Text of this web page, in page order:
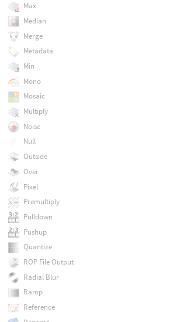
Max
Median
Merge
Metadata
Min
Mono
Mosaic
Multiply
Noise
Null
Outside
Over
Pixel
Premultiply
Pulldown
Pushup
Quantize
ROP File Output
Radial Blur
Ramp
Reference